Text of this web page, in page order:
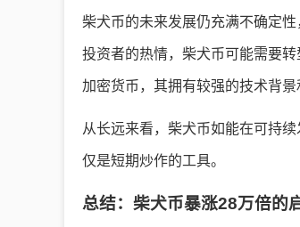
柴犬币的未来发展仍充满不确定
投资者的热情，柴犬币可能需要
加密货币，其拥有较强的技术背
从长远来看，柴犬币如能在可持
仅是短期炒作的工具。
总结：柴犬币暴涨28万倍的